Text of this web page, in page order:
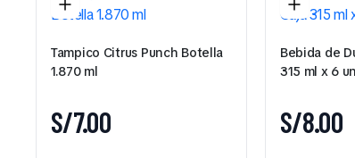
Tampico Citrus Punch Botella
1.870 ml
S/7.00
Bebida de
315 ml x 6
S/8.00